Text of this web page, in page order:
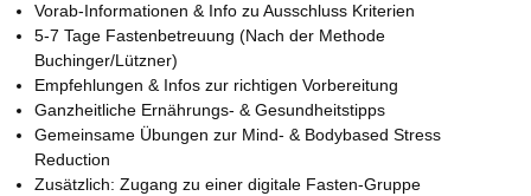
Vorab-Informationen & Info zu Ausschluss Kriterien
5-7 Tage Fastenbetreuung (Nach der Methode
Buchinger/Lützner)
Empfehlungen & Infos zur richtigen Vorbereitung
Ganzheitliche Ernährungs- & Gesundheitstipps
Gemeinsame Übungen zur Mind- & Bodybased Stress
Reduction
Zusätzlich: Zugang zu einer digitale Fasten-Gruppe